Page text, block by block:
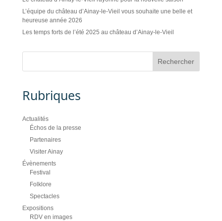
L’équipe du château d’Ainay-le-Vieil vous souhaite une belle et
heureuse année 2026
Les temps forts de l’été 2025 au château d’Ainay-le-Vieil
Rubriques
Actualités
Échos de la presse
Partenaires
Visiter Ainay
Évènements
Festival
Folklore
Spectacles
Expositions
RDV en images